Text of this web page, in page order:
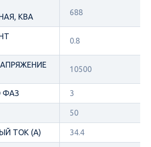
КВА
688
0.8
10500
ФАЗ 3
50
ТОК (А) 34.4